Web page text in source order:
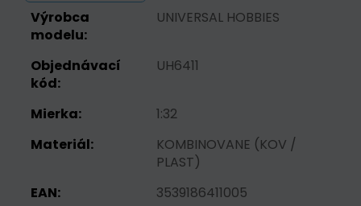
Výrobca
modelu:
UNIVERSAL HOBBIES
Objednávací
kód:
UH6411
Mierka:
1:32
Materiál:
KOMBINOVANE (KOV /
PLAST)
EAN:
3539186411005